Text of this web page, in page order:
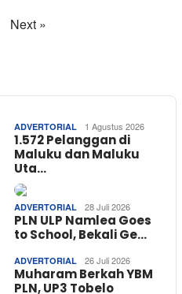
Next »
ADVERTORIAL 1 Agustus 2026
1.572 Pelanggan di
Maluku dan Maluku
Uta…
ADVERTORIAL 28 Juli 2026
PLN ULP Namlea Goes
to School, Bekali Ge…
ADVERTORIAL 26 Juli 2026
Muharam Berkah YBM
PLN, UP3 Tobelo